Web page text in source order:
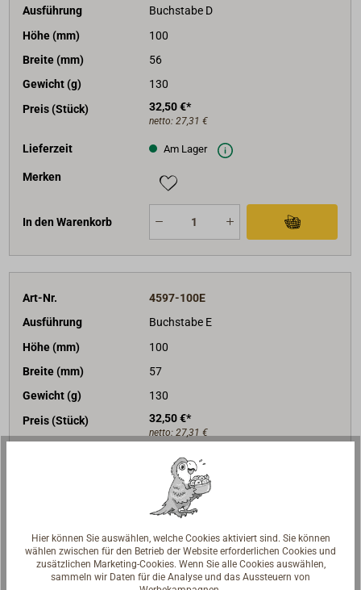
Ausführung
Buchstabe D
Höhe (mm)
100
Breite (mm)
56
Gewicht (g)
130
Preis (Stück)
32,50 €*
netto: 27,31 €
Lieferzeit Am Lager
Merken
In den Warenkorb
Art-Nr.
4597-100E
Ausführung
Buchstabe E
Höhe (mm)
100
Breite (mm)
57
Gewicht (g)
130
Preis (Stück)
32,50 €*
netto: 27,31 €
Am Lager
In den Warenkorb
Hier können Sie auswählen, welche Cookies aktiviert sind. Sie können
wählen zwischen für den Betrieb der Website erforderlichen Cookies und
zusätzlichen Marketing-Cookies. Wenn Sie alle Cookies auswählen,
sammeln wir Daten für die Analyse und das Aussteuern von